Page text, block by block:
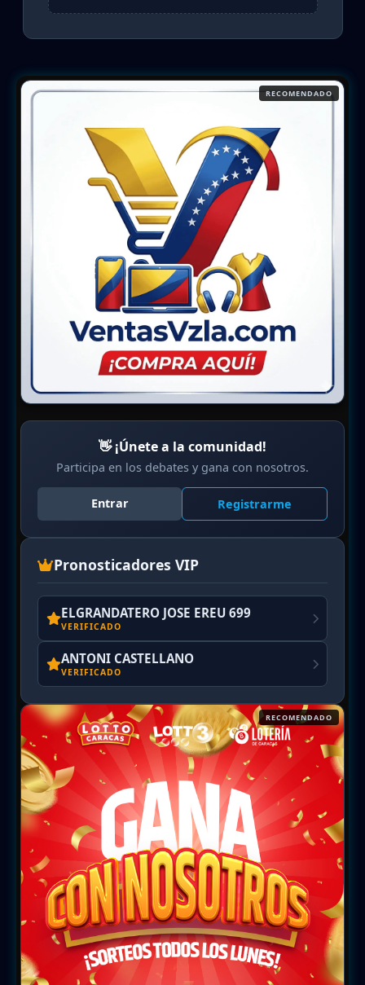
RECOMENDADO
👋 ¡Únete a la comunidad!
Participa en los debates y gana con nosotros.
Entrar Registrarme
Pronosticadores VIP
ELGRANDATERO JOSE EREU 699
VERIFICADO
ANTONI CASTELLANO
VERIFICADO
RECOMENDADO